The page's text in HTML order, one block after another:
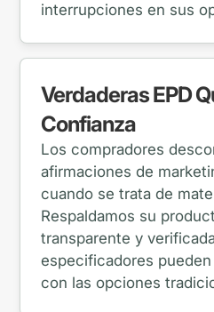
interrupciones en sus
Verdaderas EPD
Confianza
Los compradores
afirmaciones de
cuando se trata de
Respaldamos su
transparente y
especificadores
con las opciones